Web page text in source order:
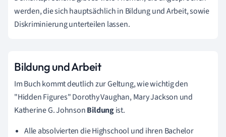
werden, die sich hauptsächlich in Bildung und Arbeit, sowie
Diskriminierung unterteilen lassen.
Bildung und Arbeit
Im Buch kommt deutlich zur Geltung, wie wichtig den
"Hidden Figures" Dorothy Vaughan, Mary Jackson und
Katherine G. JohnsonBildungist.
Alle absolvierten die Highschool und ihren Bachelor